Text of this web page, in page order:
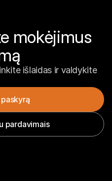
mokėjimus
išlaidas ir valdykite
pardavimais